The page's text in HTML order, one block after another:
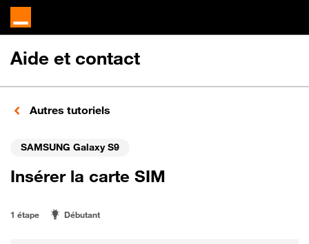
Aide et contact
Autres tutoriels
SAMSUNG Galaxy S9
Insérer la carte SIM
1 étape Débutant